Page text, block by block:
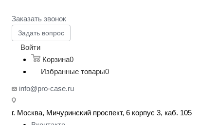
Заказать звонок
Задать вопрос
Войти
Корзина0
Избранные товары0
info@pro-case.ru
г. Москва, Мичуринский проспект, 6 корпус 3, каб. 105